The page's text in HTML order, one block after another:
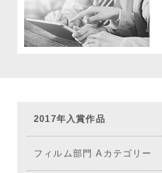
2017年入賞作品
フィルム部門 Aカテゴリー